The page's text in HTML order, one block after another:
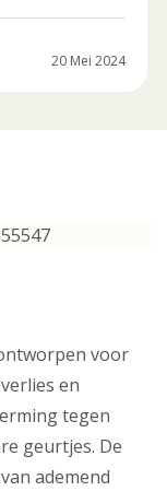
20 Mei 2024
voor
en
tegen
geurtjes. De
ademend